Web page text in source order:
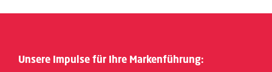
Unsere Impulse für Ihre Markenführung: